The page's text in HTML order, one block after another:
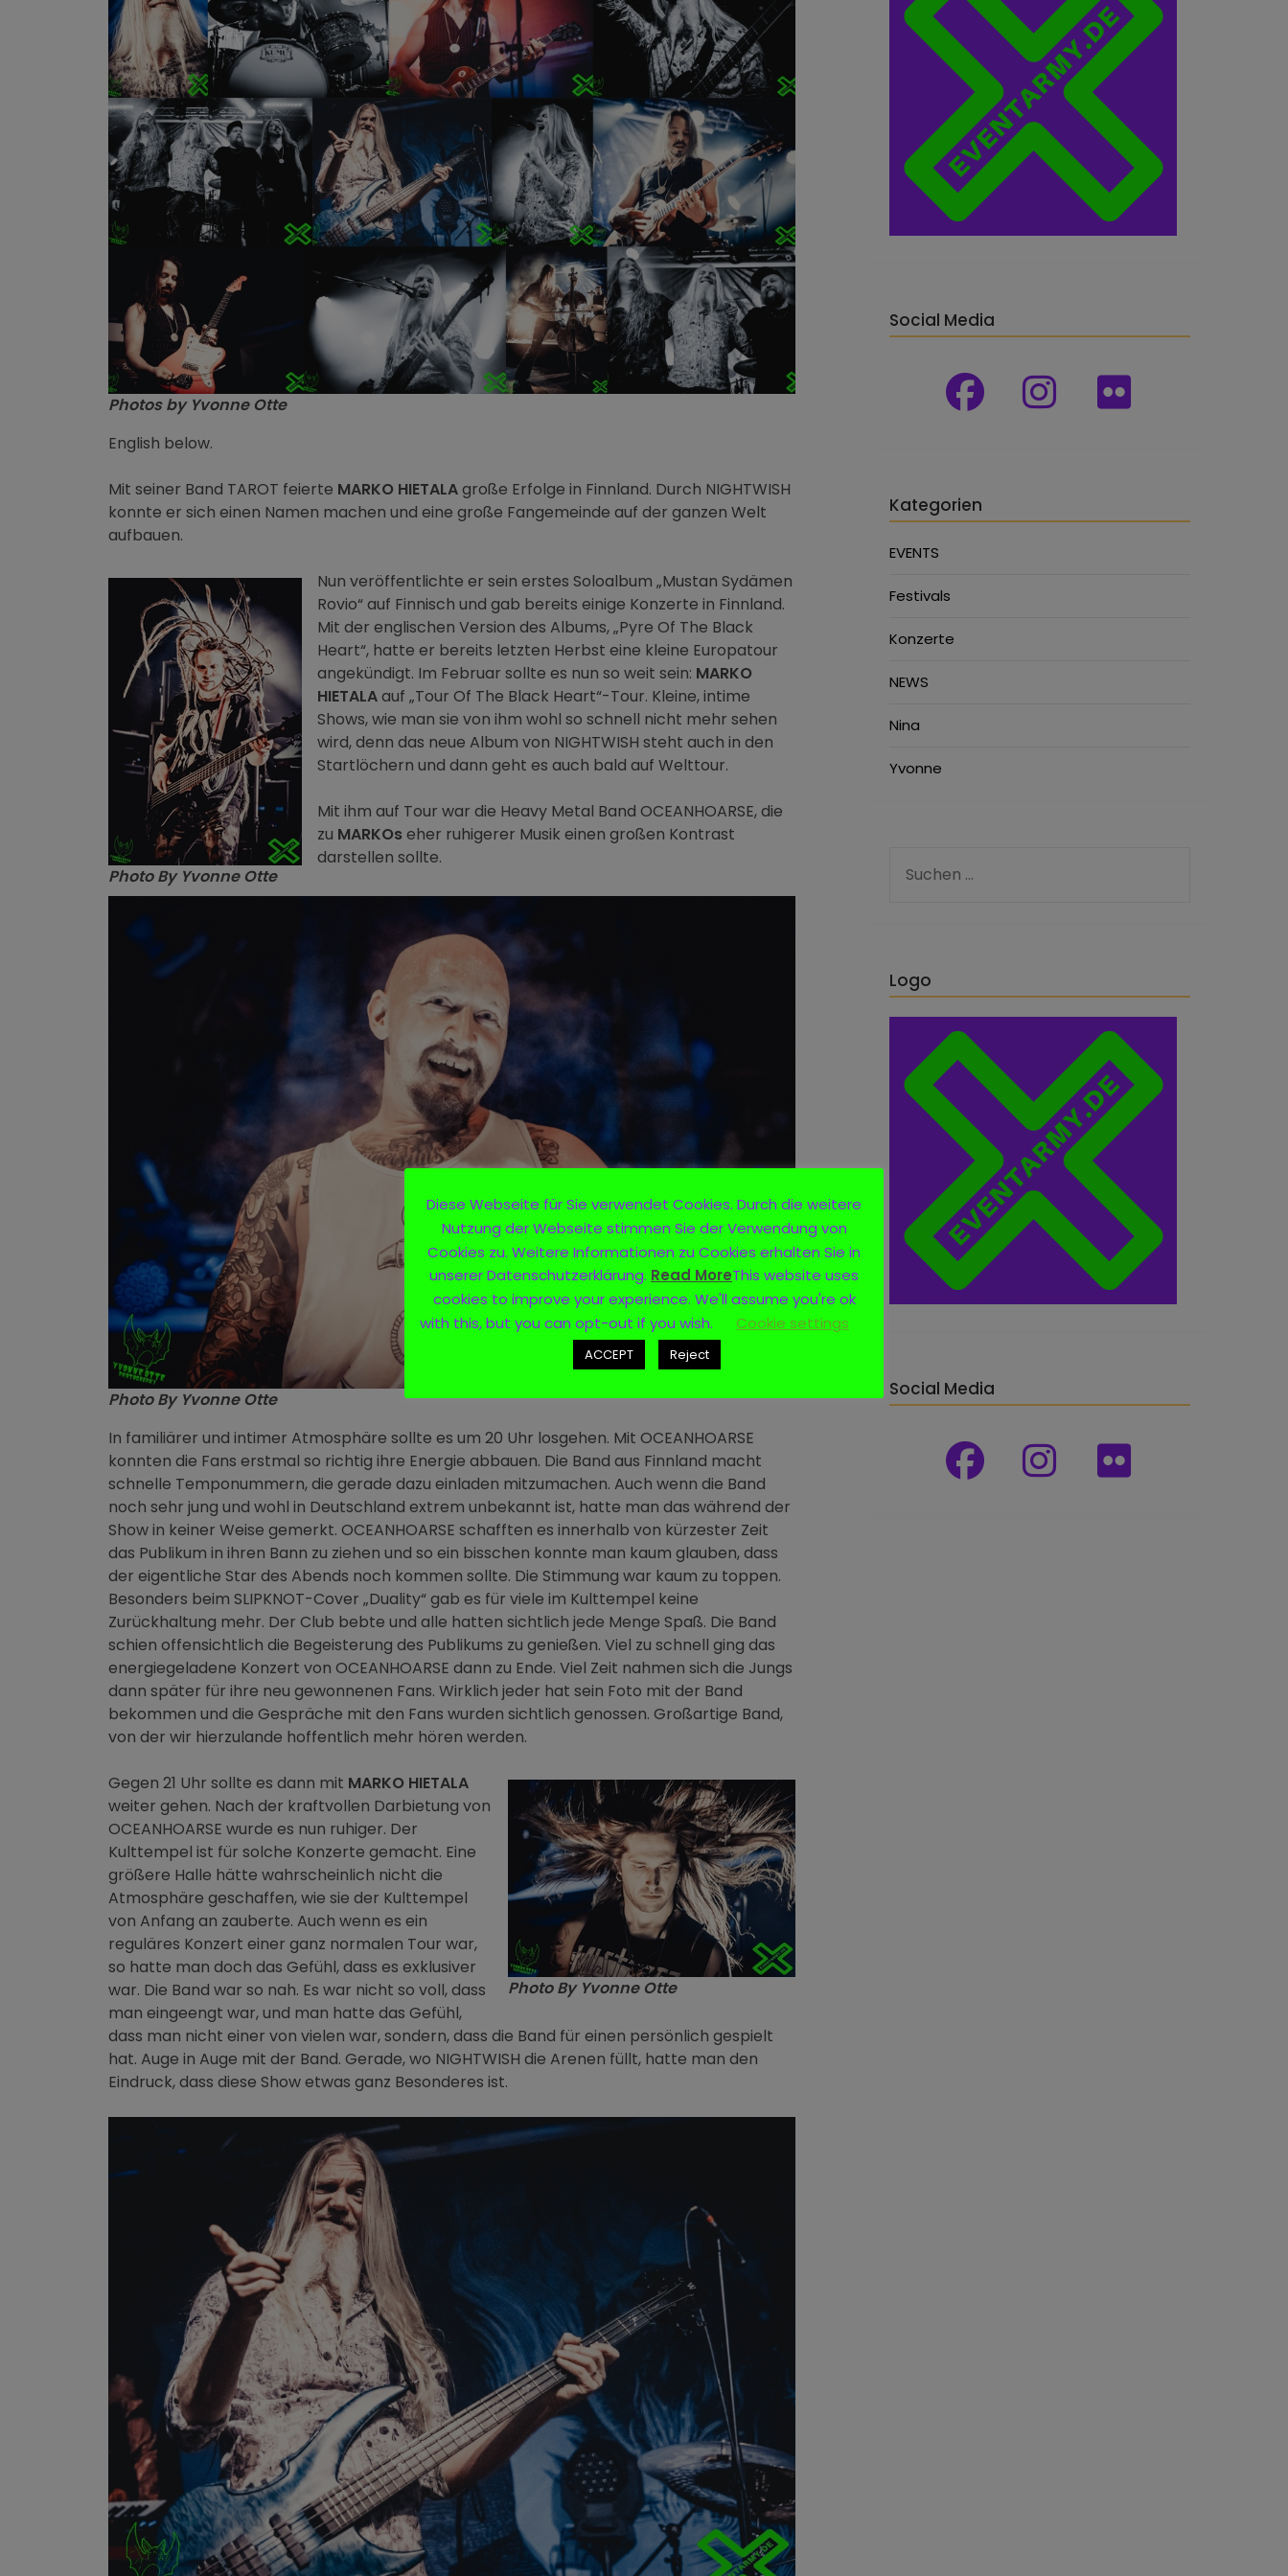
Photos by Yvonne Otte
English below.
Mit seiner Band TAROT feierte MARKO HIETALAgroße Erfolge in Finnland. Durch NIGHTWISH
konnte er sich einen Namen machen und eine große Fangemeinde auf der ganzen Welt
aufbauen.
Photo By Yvonne Otte
Nun veröffentlichte er sein erstes Soloalbum „Mustan Sydämen
Rovio“ auf Finnisch und gab bereits einige Konzerte in Finnland.
Mit der englischen Version des Albums, „Pyre Of The Black
Heart“, hatte er bereits letzten Herbst eine kleine Europatour
angekündigt. Im Februar sollte es nun so weit sein: MARKO
HIETALAauf „Tour Of The Black Heart“-Tour. Kleine, intime
Shows, wie man sie von ihm wohl so schnell nicht mehr sehen
wird, denn das neue Album von NIGHTWISH steht auch in den
Startlöchern und dann geht es auch bald auf Welttour.
Mit ihm auf Tour war die Heavy Metal Band OCEANHOARSE, die
zu MARKOs eher ruhigerer Musik einen großen Kontrast
darstellen sollte.
Photo By Yvonne Otte
In familiärer und intimer Atmosphäre sollte es um 20 Uhr losgehen. Mit OCEANHOARSE
konnten die Fans erstmal so richtig ihre Energie abbauen. Die Band aus Finnland macht
schnelle Temponummern, die gerade dazu einladen mitzumachen. Auch wenn die Band
noch sehr jung und wohl in Deutschland extrem unbekannt ist, hatte man das während der
Show in keiner Weise gemerkt. OCEANHOARSE schafften es innerhalb von kürzester Zeit
das Publikum in ihren Bann zu ziehen und so ein bisschen konnte man kaum glauben, dass
der eigentliche Star des Abends noch kommen sollte. Die Stimmung war kaum zu toppen.
Besonders beim SLIPKNOT-Cover „Duality“ gab es für viele im Kulttempel keine
Zurückhaltung mehr. Der Club bebte und alle hatten sichtlich jede Menge Spaß. Die Band
schien offensichtlich die Begeisterung des Publikums zu genießen. Viel zu schnell ging das
energiegeladene Konzert von OCEANHOARSE dann zu Ende. Viel Zeit nahmen sich die Jungs
dann später für ihre neu gewonnenen Fans. Wirklich jeder hat sein Foto mit der Band
bekommen und die Gespräche mit den Fans wurden sichtlich genossen. Großartige Band,
von der wir hierzulande hoffentlich mehr hören werden.
Photo By Yvonne Otte
Gegen 21 Uhr sollte es dann mit MARKO HIETALA
weiter gehen. Nach der kraftvollen Darbietung von
OCEANHOARSE wurde es nun ruhiger. Der
Kulttempel ist für solche Konzerte gemacht. Eine
größere Halle hätte wahrscheinlich nicht die
Atmosphäre geschaffen, wie sie der Kulttempel
von Anfang an zauberte. Auch wenn es ein
reguläres Konzert einer ganz normalen Tour war,
so hatte man doch das Gefühl, dass es exklusiver
war. Die Band war so nah. Es war nicht so voll, dass
man eingeengt war, und man hatte das Gefühl,
dass man nicht einer von vielen war, sondern, dass die Band für einen persönlich gespielt
hat. Auge in Auge mit der Band. Gerade, wo NIGHTWISH die Arenen füllt, hatte man den
Eindruck, dass diese Show etwas ganz Besonderes ist.
Social Media
Kategorien
EVENTS
Festivals
Konzerte
NEWS
Nina
Yvonne
Logo
Social Media
Diese Webseite für Sie verwendet Cookies. Durch die weitere
Nutzung der Webseite stimmen Sie der Verwendung von
Cookies zu. Weitere Informationen zu Cookies erhalten Sie in
unserer Datenschutzerklärung. Read MoreThis website uses
cookies to improve your experience. We'll assume you're ok
with this, but you can opt-out if you wish.
Cookie settings
ACCEPT Reject